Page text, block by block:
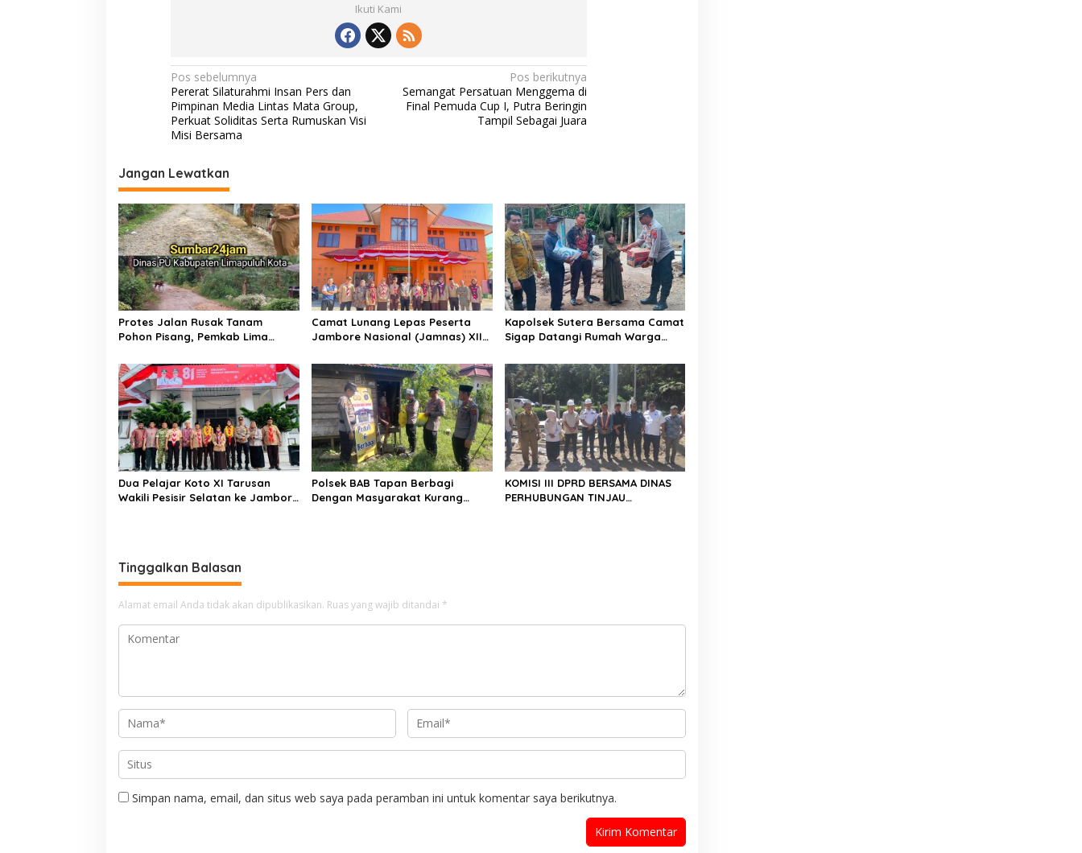
o
k
p
p
y
Li
n
k
Ikuti Kami
N
a
v
i
g
a
s
i
p
o
s
Pos sebelumnya
Pererat Silaturahmi Insan Pers dan
Pimpinan Media Lintas Mata Group,
Perkuat Soliditas Serta Rumuskan Visi
Misi Bersama
Pos berikutnya
Semangat Persatuan Menggema di
Final Pemuda Cup I, Putra Beringin
Tampil Sebagai Juara
Jangan Lewatkan
Protes Jalan Rusak Tanam
Pohon Pisang, Pemkab Lima
Segera Direalisasikan
Camat Lunang Lepas Peserta
Jambore Nasional (Jamnas) XII
Kapolsek Sutera Bersama Camat
Sigap Datangi Rumah Warga
Beliung
Dua Pelajar Koto XI Tarusan
Wakili Pesisir Selatan ke Jambore
Polsek BAB Tapan Berbagi
Dengan Masyarakat Kurang
KOMISI III DPRD BERSAMA DINAS
PERHUBUNGAN TINJAU
Tinggalkan Balasan
Alamat email Anda tidak akan dipublikasikan. Ruas yang wajib ditandai *
Simpan nama, email, dan situs web saya pada peramban ini untuk komentar saya berikutnya.